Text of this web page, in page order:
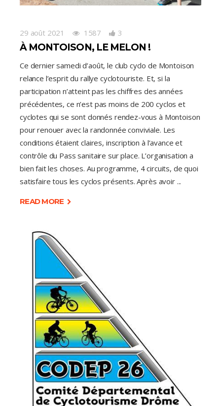
29 août 2021 1587 3
À MONTOISON, LE MELON !
Ce dernier samedi d’août, le club cyclo de Montoison
relance l’esprit du rallye cyclotouriste. Et, si la
participation n’atteint pas les chiffres des années
précédentes, ce n’est pas moins de 200 cyclos et
cyclotes qui se sont donnés rendez-vous à Montoison
pour renouer avec la randonnée conviviale. Les
conditions étaient claires, inscription à l’avance et
contrôle du Pass sanitaire sur place. L’organisation a
bien fait les choses. Au programme, 4 circuits, de quoi
satisfaire tous les cyclos présents. Après avoir
READ MORE